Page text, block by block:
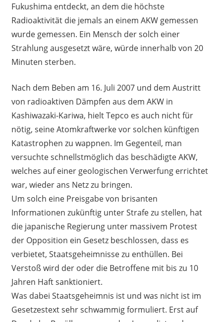
Fukushima entdeckt, an dem die höchste
Radioaktivität die jemals an einem AKW gemessen
wurde gemessen. Ein Mensch der solch einer
Strahlung ausgesetzt wäre, würde innerhalb von 20
Minuten sterben.
Nach dem Beben am 16. Juli 2007 und dem Austritt
von radioaktiven Dämpfen aus dem AKW in
Kashiwazaki-Kariwa, hielt Tepco es auch nicht für
nötig, seine Atomkraftwerke vor solchen künftigen
Katastrophen zu wappnen. Im Gegenteil, man
versuchte schnellstmöglich das beschädigte AKW,
welches auf einer geologischen Verwerfung errichtet
war, wieder ans Netz zu bringen.
Um solch eine Preisgabe von brisanten
Informationen zukünftig unter Strafe zu stellen, hat
die japanische Regierung unter massivem Protest
der Opposition ein Gesetz beschlossen, dass es
verbietet, Staatsgeheimnisse zu enthüllen. Bei
Verstoß wird der oder die Betroffene mit bis zu 10
Jahren Haft sanktioniert.
Was dabei Staatsgeheimnis ist und was nicht ist im
Gesetzestext sehr schwammig formuliert. Erst auf